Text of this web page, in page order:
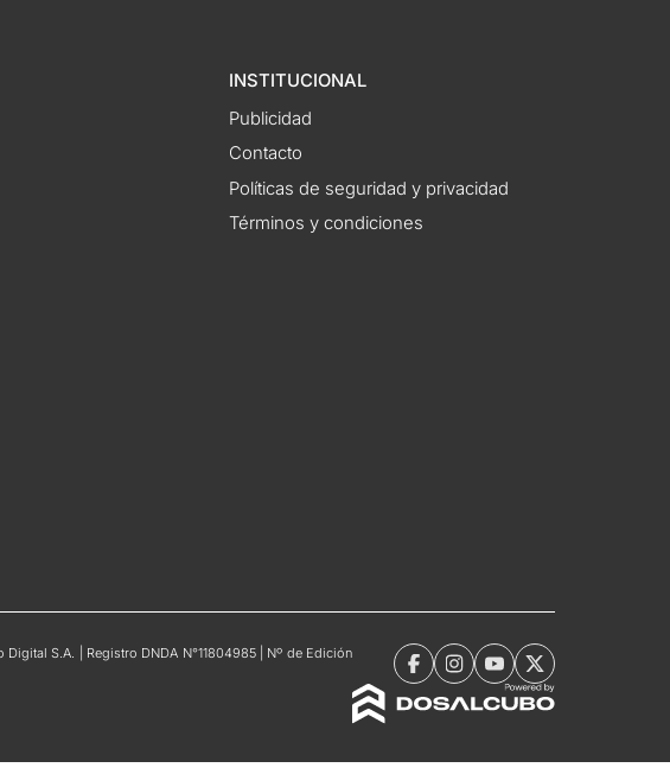
INSTITUCIONAL
Publicidad
Contacto
Políticas de seguridad y privacidad
Términos y condiciones
S.A. | Registro DNDA N°11804985 | Nº de Edición